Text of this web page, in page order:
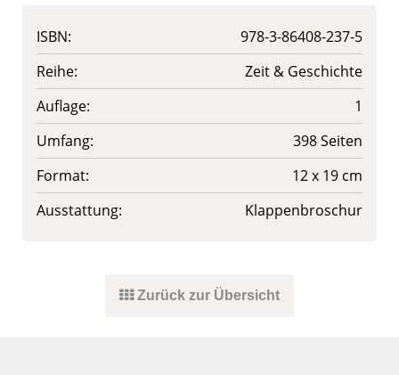
ISBN:
978-3-86408-237-5
Reihe:
Zeit & Geschichte
Auflage:
1
Umfang:
398 Seiten
Format:
12 x 19 cm
Ausstattung:
Klappenbroschur
Zurück zur Übersicht